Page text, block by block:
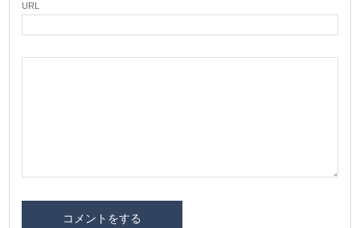
URL